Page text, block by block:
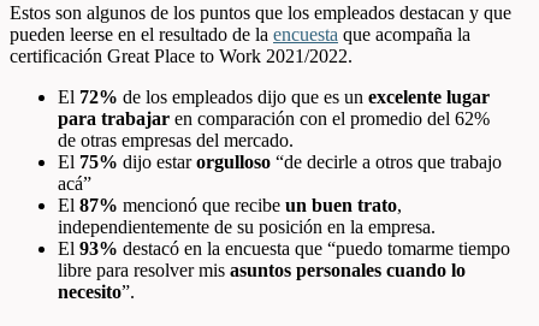
Estos son algunos de los puntos que los empleados destacan y que
pueden leerse en el resultado de la encuesta que acompaña la
certificación Great Place to Work 2021/2022.
El 72% de los empleados dijo que es un excelente lugar
para trabajar en comparación con el promedio del 62%
de otras empresas del mercado.
El 75% dijo estarorgulloso “de decirle a otros que trabajo
acá”
El 87% mencionó que recibe un buen trato,
independientemente de su posición en la empresa.
El 93% destacó en la encuesta que “puedo tomarme tiempo
libre para resolver mis asuntos personales cuando lo
necesito”.